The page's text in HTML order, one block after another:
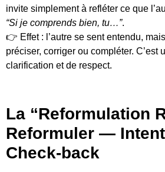
invite simplement à refléter ce que
“Si je comprends bien, tu…”.
👉 Effet : l’autre se sent entendu,
préciser, corriger ou compléter. C’est
clarification et de respect.
La “Reformulation
Reformuler —
Check-back